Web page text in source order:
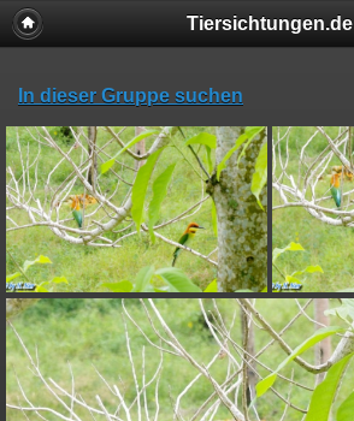
Tiersichtungen.de
In dieser Gruppe suchen